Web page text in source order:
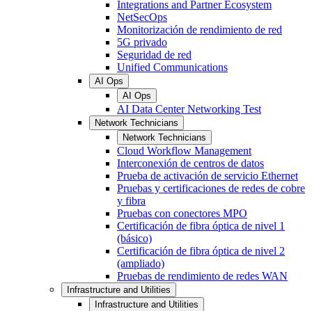
Integrations and Partner Ecosystem
NetSecOps
Monitorización de rendimiento de red
5G privado
Seguridad de red
Unified Communications
AI Ops
AI Ops
AI Data Center Networking Test
Network Technicians
Network Technicians
Cloud Workflow Management
Interconexión de centros de datos
Prueba de activación de servicio Ethernet
Pruebas y certificaciones de redes de cobre
y fibra
Pruebas con conectores MPO
Certificación de fibra óptica de nivel 1
(básico)
Certificación de fibra óptica de nivel 2
(ampliado)
Pruebas de rendimiento de redes WAN
Infrastructure and Utilities
Infrastructure and Utilities